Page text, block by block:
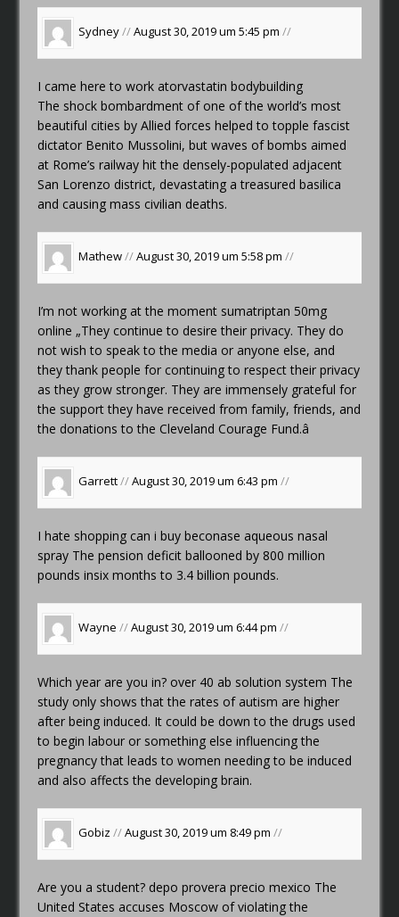
Sydney//August 30, 2019 um 5:45 pm//
I came here to workatorvastatin bodybuilding
The shock bombardment of one of the world’s most
beautiful cities by Allied forces helped to topple fascist
dictator Benito Mussolini, but waves of bombs aimed
at Rome’s railway hit the densely-populated adjacent
San Lorenzo district, devastating a treasured basilica
and causing mass civilian deaths.
Mathew//August 30, 2019 um 5:58 pm//
I’m not working at the moment sumatriptan 50mg
online „They continue to desire their privacy. They do
not wish to speak to the media or anyone else, and
they thank people for continuing to respect their privacy
as they grow stronger. They are immensely grateful for
the support they have received from family, friends, and
the donations to the Cleveland Courage Fund.â
Garrett//August 30, 2019 um 6:43 pm//
I hate shoppingcan i buy beconase aqueous nasal
spray The pension deficit ballooned by 800 million
pounds insix months to 3.4 billion pounds.
Wayne //August 30, 2019 um 6:44 pm//
Which year are you in?over 40 ab solution system The
study only shows that the rates of autism are higher
after being induced. It could be down to the drugs used
to begin labour or something else influencing the
pregnancy that leads to women needing to be induced
and also affects the developing brain.
Gobiz //August 30, 2019 um 8:49 pm//
Are you a student? depo provera precio mexico The
United States accuses Moscow of violating the